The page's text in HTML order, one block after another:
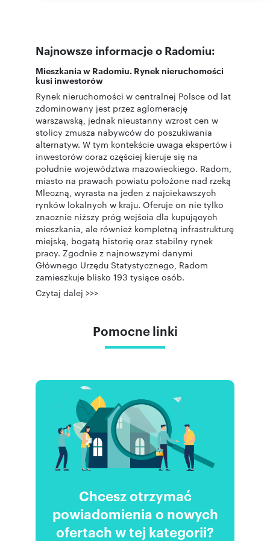
Najnowsze informacje o Radomiu:
Mieszkania w Radomiu. Rynek nieruchomości
kusi inwestorów
Rynek nieruchomości w centralnej Polsce od lat
zdominowany jest przez aglomerację
warszawską, jednak nieustanny wzrost cen w
stolicy zmusza nabywców do poszukiwania
alternatyw. W tym kontekście uwaga ekspertów i
inwestorów coraz częściej kieruje się na
południe województwa mazowieckiego. Radom,
miasto na prawach powiatu położone nad rzeką
Mleczną, wyrasta na jeden z najciekawszych
rynków lokalnych w kraju. Oferuje on nie tylko
znacznie niższy próg wejścia dla kupujących
mieszkania, ale również kompletną infrastrukturę
miejską, bogatą historię oraz stabilny rynek
pracy. Zgodnie z najnowszymi danymi
Głównego Urzędu Statystycznego, Radom
zamieszkuje blisko 193 tysiące osób.
Czytaj dalej >>>
Pomocne linki
Chcesz otrzymać
powiadomienia o nowych
ofertach w tej kategorii?